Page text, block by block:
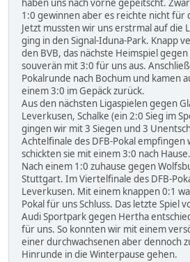
haben uns nach vorne gepeitscht.
1:0 gewinnen aber es reichte nicht für
Jetzt mussten wir uns erstrmal auf die
ging in den Signal-Iduna-Park. Knapp
den BVB, das nächste Heimspiel
souverän mit 3:0 für uns aus.
Pokalrunde nach Bochum und kamen
einem 3:0 im Gepäck zurück.
Aus den nächsten Ligaspielen gegen
Leverkusen, Schalke (ein 2:0 Sieg im
gingen wir mit 3 Siegen und 3
Achtelfinale des DFB-Pokal empfingen
schickten sie mit einem 3:0 nach Hause.
Nach einem 1:0 zuhause gegen
Stuttgart. Im Viertelfinale des DFB-
Leverkusen. Mit einem knappen 0:1
Pokal für uns Schluss. Das letzte Spiel
Audi Sportpark gegen Hertha
für uns. So konnten wir mit einem
einer durchwachsenen aber dennoch
Hinrunde in die Winterpause gehen.